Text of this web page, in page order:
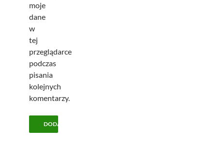
moje
dane
w
tej
przeglądarce
podczas
pisania
kolejnych
komentarzy.